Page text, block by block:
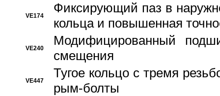
VE174
Фиксирующий паз в
кольца и повышенная
VE240
Модифицированный
смещения
VE447
Тугое кольцо с тремя
рым-болты